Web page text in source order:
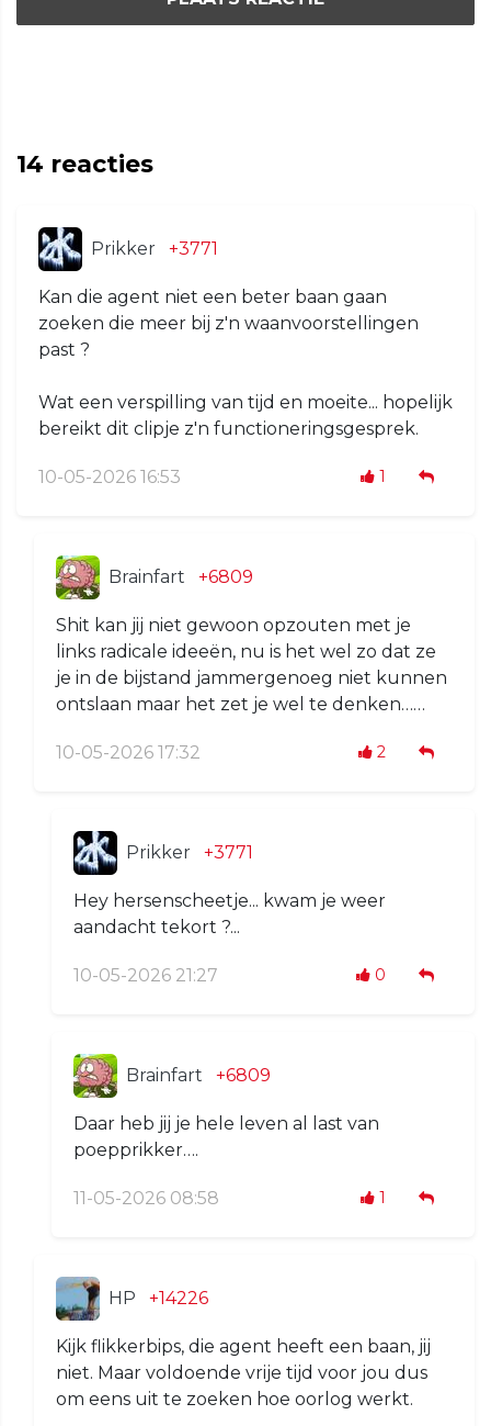
14 reacties
Prikker +3771
Kan die agent niet een beter baan gaan
zoeken die meer bij z'n waanvoorstellingen
past ?
Wat een verspilling van tijd en moeite... hopelijk
bereikt dit clipje z'n functioneringsgesprek.
10-05-2026 16:53 1
Brainfart +6809
Shit kan jij niet gewoon opzouten met je
links radicale ideeën, nu is het wel zo dat ze
je in de bijstand jammergenoeg niet kunnen
ontslaan maar het zet je wel te denken……
10-05-2026 17:32 2
Prikker +3771
Hey hersenscheetje... kwam je weer
aandacht tekort ?...
10-05-2026 21:27 0
Brainfart +6809
Daar heb jij je hele leven al last van
poepprikker….
11-05-2026 08:58 1
HP +14226
Kijk flikkerbips, die agent heeft een baan, jij
niet. Maar voldoende vrije tijd voor jou dus
om eens uit te zoeken hoe oorlog werkt.